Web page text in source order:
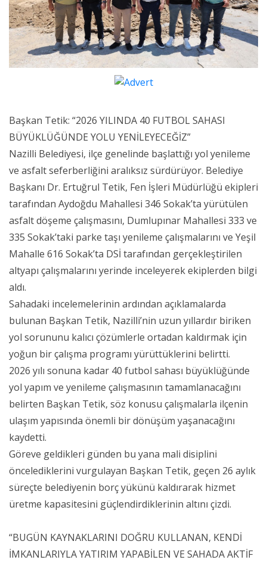
Başkan Tetik: “2026 YILINDA 40 FUTBOL SAHASI
BÜYÜKLÜĞÜNDE YOLU YENİLEYECEĞİZ”
Nazilli Belediyesi, ilçe genelinde başlattığı yol yenileme
ve asfalt seferberliğini aralıksız sürdürüyor. Belediye
Başkanı Dr. Ertuğrul Tetik, Fen İşleri Müdürlüğü ekipleri
tarafından Aydoğdu Mahallesi 346 Sokak’ta yürütülen
asfalt döşeme çalışmasını, Dumlupınar Mahallesi 333 ve
335 Sokak’taki parke taşı yenileme çalışmalarını ve Yeşil
Mahalle 616 Sokak’ta DSİ tarafından gerçekleştirilen
altyapı çalışmalarını yerinde inceleyerek ekiplerden bilgi
aldı.
Sahadaki incelemelerinin ardından açıklamalarda
bulunan Başkan Tetik, Nazilli’nin uzun yıllardır biriken
yol sorununu kalıcı çözümlerle ortadan kaldırmak için
yoğun bir çalışma programı yürüttüklerini belirtti.
2026 yılı sonuna kadar 40 futbol sahası büyüklüğünde
yol yapım ve yenileme çalışmasının tamamlanacağını
belirten Başkan Tetik, söz konusu çalışmalarla ilçenin
ulaşım yapısında önemli bir dönüşüm yaşanacağını
kaydetti.
Göreve geldikleri günden bu yana mali disiplini
öncelediklerini vurgulayan Başkan Tetik, geçen 26 aylık
süreçte belediyenin borç yükünü kaldırarak hizmet
üretme kapasitesini güçlendirdiklerinin altını çizdi.
“BUGÜN KAYNAKLARINI DOĞRU KULLANAN, KENDİ
İMKANLARIYLA YATIRIM YAPABİLEN VE SAHADA AKTİF